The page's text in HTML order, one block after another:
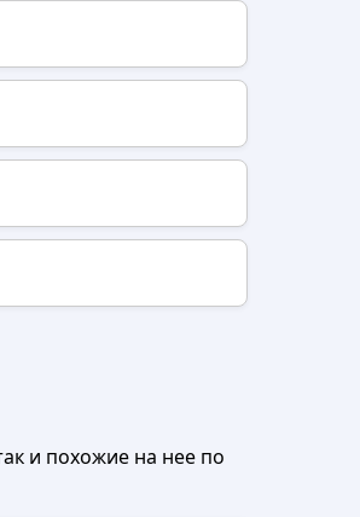
и похожие на нее по